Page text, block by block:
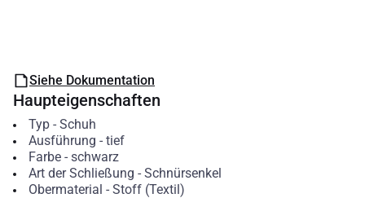
Siehe Dokumentation
Haupteigenschaften
Typ- Schuh
Ausführung - tief
Farbe- schwarz
Art der Schließung - Schnürsenkel
Obermaterial - Stoff (Textil)